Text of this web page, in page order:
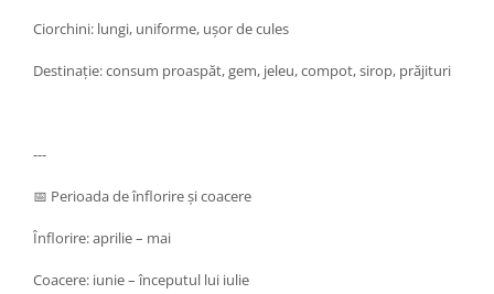
Ciorchini: lungi, uniforme, ușor de cules
Destinație: consum proaspăt, gem, jeleu, compot, sirop, prăjituri
---
📅 Perioada de înflorire și coacere
Înflorire: aprilie – mai
Coacere: iunie – începutul lui iulie